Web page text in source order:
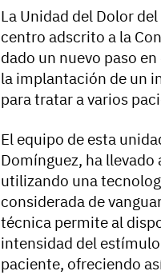
La Unidad del Dolor
centro adscrito a la
dado un nuevo paso
la implantación de un
para tratar a varios
El equipo de esta
Domínguez, ha
utilizando una
considerada de
técnica permite al
intensidad del
paciente, ofreciendo